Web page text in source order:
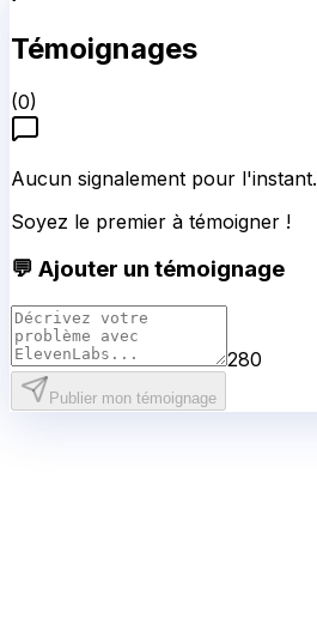
Témoignages
(0)
Aucun signalement pour l'instant.
Soyez le premier à témoigner !
💬 Ajouter un témoignage
280
Publier mon témoignage